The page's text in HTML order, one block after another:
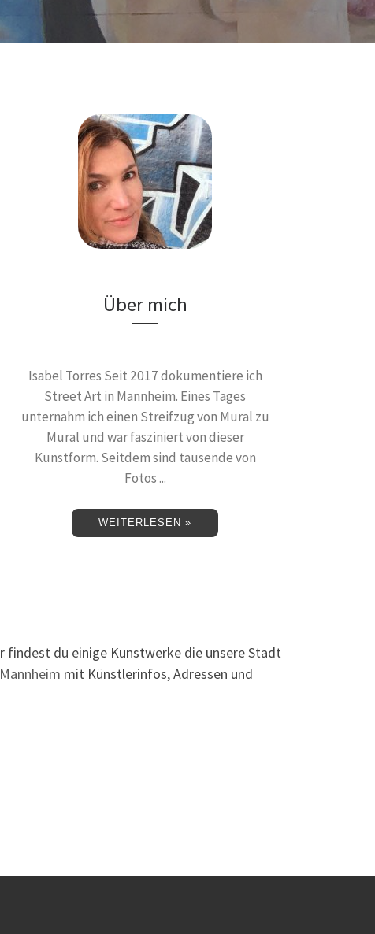
Über mich
Isabel Torres Seit 2017 dokumentiere ich
Street Art in Mannheim. Eines Tages
unternahm ich einen Streifzug von Mural zu
Mural und war fasziniert von dieser
Kunstform. Seitdem sind tausende von
Fotos ...
WEITERLESEN »
findest du einige Kunstwerke die unsere Stadt
mit Künstlerinfos, Adressen und